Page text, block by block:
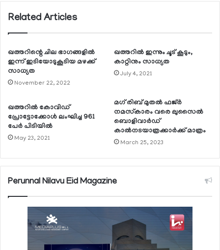
Related Articles
ഖത്തറിന്റെ ചില ഭാഗങ്ങളില്‍
ഇന്ന് ഇടിയോടുകൂടിയ മഴക്ക്
സാധ്യത
November 22, 2022
ഖത്തറില്‍ ഇന്നും ചൂട് കൂടും,
കാറ്റിനും സാധ്യത
July 4, 2021
ഖത്തറില്‍ കോവിഡ്
പ്രോട്ടോക്കോള്‍ ലംഘിച്ച 961
പേര്‍ പിടിയില്‍
May 23, 2021
മഗ് രിബ് മുതല്‍ ഫജ്ര്‍
നമസ്‌കാരം വരെ ലുസൈല്‍
ബൊളിവാര്‍ഡ്
കാല്‍നടയാത്രക്കാര്‍ക്ക് മാത്രം
March 25, 2023
Perunnal Nilavu Eid Magazine